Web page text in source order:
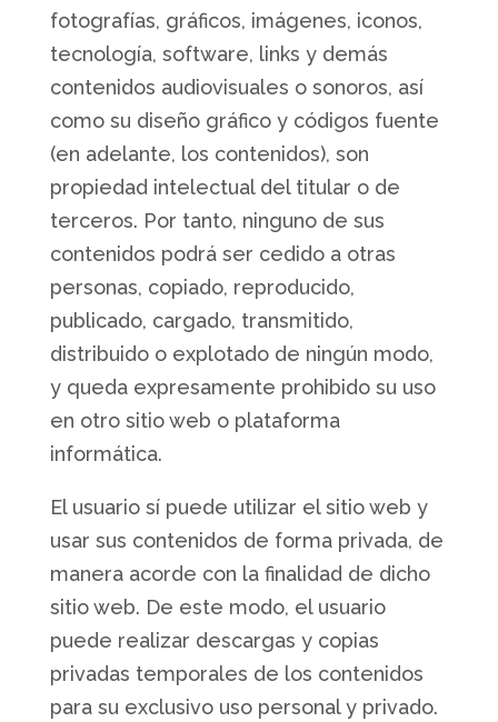
fotografías, gráficos, imágenes, iconos,
tecnología, software, links y demás
contenidos audiovisuales o sonoros, así
como su diseño gráfico y códigos fuente
(en adelante, los contenidos), son
propiedad intelectual del titular o de
terceros. Por tanto, ninguno de sus
contenidos podrá ser cedido a otras
personas, copiado, reproducido,
publicado, cargado, transmitido,
distribuido o explotado de ningún modo,
y queda expresamente prohibido su uso
en otro sitio web o plataforma
informática.
El usuario sí puede utilizar el sitio web y
usar sus contenidos de forma privada, de
manera acorde con la finalidad de dicho
sitio web. De este modo, el usuario
puede realizar descargas y copias
privadas temporales de los contenidos
para su exclusivo uso personal y privado.